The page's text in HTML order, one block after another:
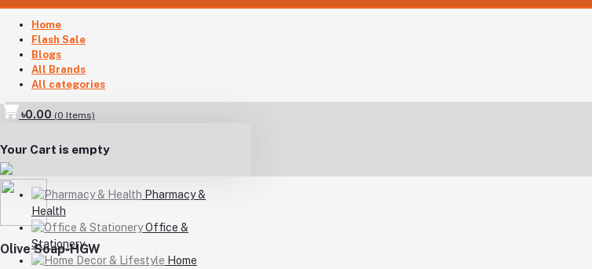
Home
Flash Sale
Blogs
All Brands
All categories
৳0.00 (0 Items)
Your Cart is empty
Pharmacy &
Health
Office &
Stationery
Home
Olive Soap-HGW